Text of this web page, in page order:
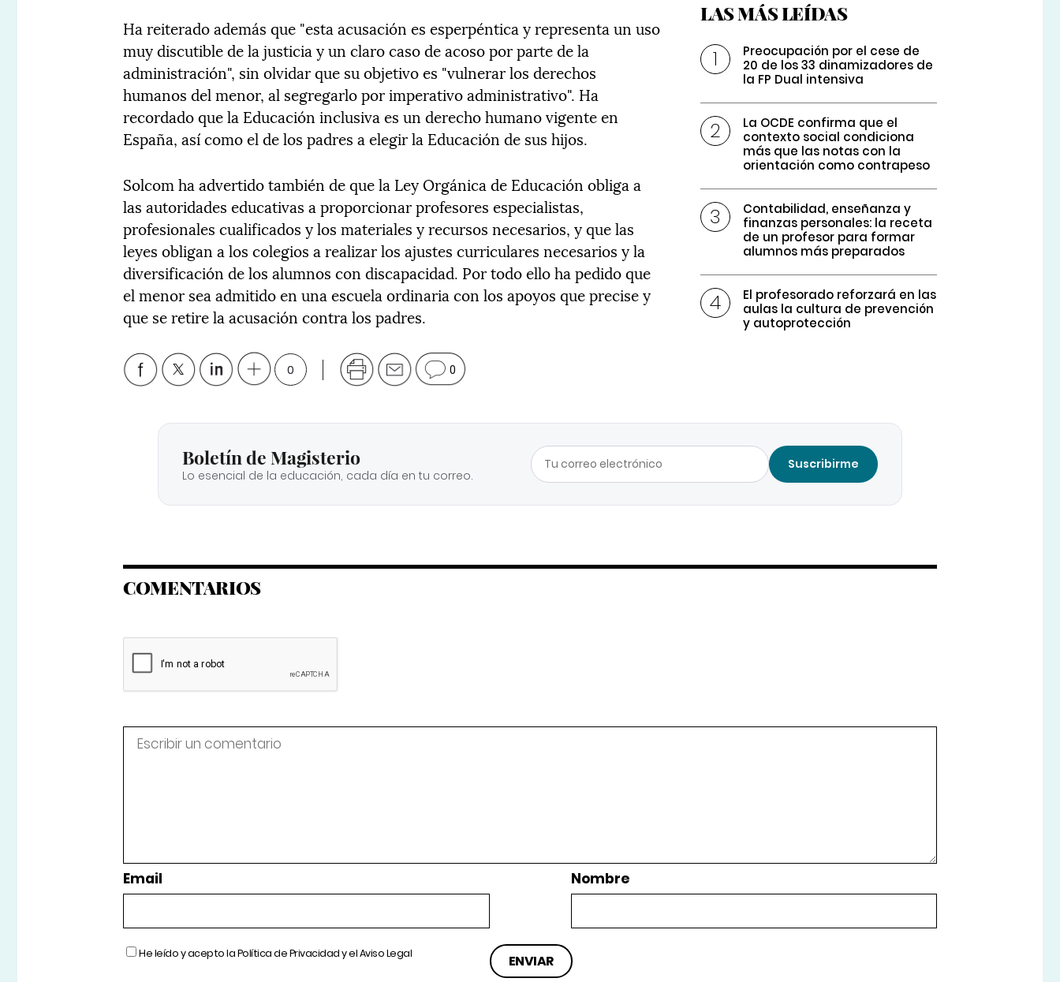
Ha reiterado además que "esta acusación es esperpéntica y representa un uso
muy discutible de la justicia y un claro caso de acoso por parte de la
administración", sin olvidar que su objetivo es "vulnerar los derechos
humanos del menor, al segregarlo por imperativo administrativo". Ha
recordado que la Educación inclusiva es un derecho humano vigente en
España, así como el de los padres a elegir la Educación de sus hijos.
Solcom ha advertido también de que la Ley Orgánica de Educación obliga a
las autoridades educativas a proporcionar profesores especialistas,
profesionales cualificados y los materiales y recursos necesarios, y que las
leyes obligan a los colegios a realizar los ajustes curriculares necesarios y la
diversificación de los alumnos con discapacidad. Por todo ello ha pedido que
el menor sea admitido en una escuela ordinaria con los apoyos que precise y
que se retire la acusación contra los padres.
0 0
LAS MÁS LEÍDAS
Preocupación por el cese de
20 de los 33 dinamizadores de
la FP Dual intensiva
La OCDE confirma que el
contexto social condiciona
más que las notas con la
orientación como contrapeso
Contabilidad, enseñanza y
finanzas personales: la receta
de un profesor para formar
alumnos más preparados
El profesorado reforzará en las
aulas la cultura de prevención
y autoprotección
Boletín de Magisterio
Lo esencial de la educación, cada día en tu correo.
Suscribirme
COMENTARIOS
Email Nombre
He leído y acepto laPolítica de Privacidady elAviso Legal